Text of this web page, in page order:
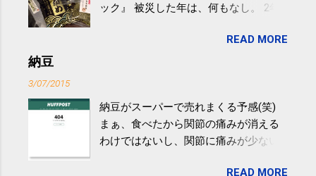
きるのは、過度の飲酒が原因ではない
減らなくても効果があるという。 正田
波大「減量しなくても効果」 - ニュー
ス - アピタル（医療・健康）
ック』 被災した年は、何もなし。 2年
が『たみこの海パック』。 ボランティ
全く考えていなかったので、貰えると
少しづつ復興してる感が伝わってきて
嬉しいです。 あと、ふるさと納税が節
READ MORE
納豆
3/07/2015
納豆がスーパーで売れまくる予感(笑)
まぁ、食べたから関節の痛みが消える
わけではないし、関節に痛みが少ない
READ MORE